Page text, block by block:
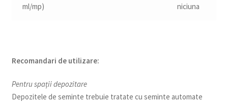
ml/mp)
niciuna
Recomandari de utilizare:
Pentru spații depozitare
Depozitele de seminte trebuie tratate cu seminte automate